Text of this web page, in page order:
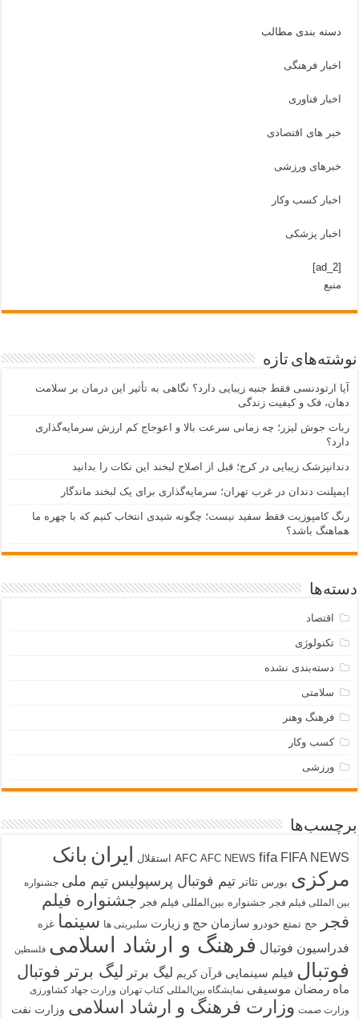
دسته بندی مطالب
اخبار فرهنگی
اخبار فناوری
خبر های اقتصادی
خبرهای ورزشی
اخبار کسب وکار
اخبار پزشکی
[ad_2]
منبع
نوشته‌های تازه
آیا ارتودنسی فقط جنبه زیبایی دارد؟ نگاهی به تأثیر این درمان بر سلامت
دهان، فک و کیفیت زندگی
ربات جوش لیزر؛ چه زمانی سرعت بالا و اعوجاج کم ارزش سرمایه‌گذاری
دارد؟
دندانپزشک زیبایی در کرج؛ قبل از اصلاح لبخند این نکات را بدانید
ایمپلنت دندان در غرب تهران؛ سرمایه‌گذاری برای یک لبخند ماندگار
رنگ کامپوزیت فقط سفید نیست؛ چگونه شیدی انتخاب کنیم که با چهره ما
هماهنگ باشد؟
دسته‌ها
اقتصاد
تکنولوژی
دسته‌بندی نشده
سلامتی
فرهنگ وهنر
کسب وکار
ورزشی
برچسب‌ها
AFC AFC NEWS fifa FIFA NEWS استقلال ایران بانک
مرکزی بورس تئاتر تیم فوتبال پرسپولیس تیم ملی جشنواره
بین المللی فیلم فجر جشنواره بین‌المللی فیلم فجر جشنواره فیلم
فجر
حج تمتع خودرو سازمان حج و زیارت سلبریتی ها سینما غزه
فدراسیون فوتبال فرهنگ و ارشاد اسلامی فلسطین
فوتبال فیلم سینمایی قرآن کریم لیگ برتر لیگ برتر فوتبال
ماه رمضان موسیقی نمایشگاه بین‌المللی کتاب تهران وزارت جهاد کشاورزی
وزارت صمت وزارت فرهنگ و ارشاد اسلامی وزارت نفت